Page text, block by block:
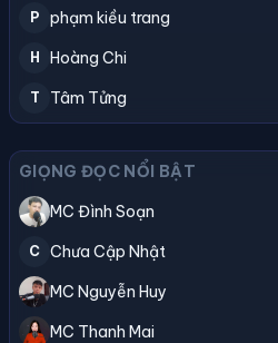
P phạm kiều trang
H Hoàng Chi
T Tâm Tửng
GIỌNG ĐỌC NỔI BẬT
MC Đình Soạn
C Chưa Cập Nhật
MC Nguyễn Huy
MC Thanh Mai